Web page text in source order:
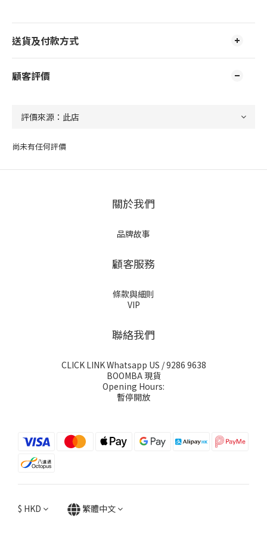
送貨及付款方式
顧客評價
尚未有任何評價
關於我們
品牌故事
顧客服務
條款與細則
VIP
聯絡我們
CLICK LINK Whatsapp US / 9286 9638
BOOMBA 現貨
Opening Hours:
暫停開放
$ HKD 繁體中文